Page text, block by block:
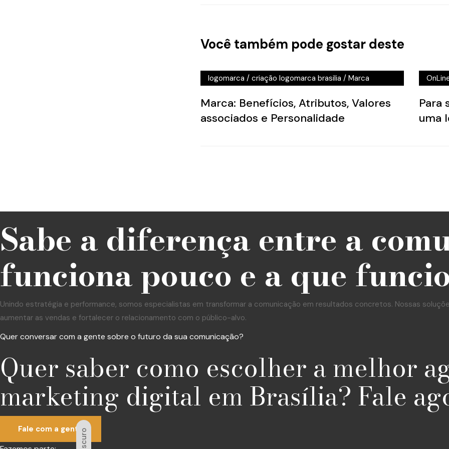
Você também pode gostar deste
Agência de Publicidade em Águas Claras /
agencia de
publicidade em brasilia/Branding /criação de logo
logomarca / criação logomarca brasilia / Marca
Marca: Benefícios, Atributos, Valores
associados e Personalidade
Para
uma
Sabe a diferença entre a
funciona pouco e a que
Unindo estratégia e performance, somos especialistas em transformar a comunicação em resultados concretos. Nossas
aumentar as vendas e fortalecer o relacionamento com o público-alvo.
Quer conversar com a gente sobre o futuro da sua comunicação?
Quer saber como escolher a melhor
marketing digital em Brasília? Fale
Fale com a genteEscuro